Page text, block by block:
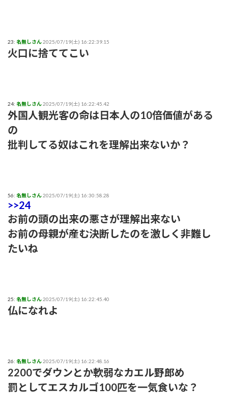
23: 名無しさん2025/07/19(土) 16:22:39.15
火口に捨ててこい
24: 名無しさん2025/07/19(土) 16:22:45.42
外国人観光客の命は日本人の10倍価値がある
の
批判してる奴はこれを理解出来ないか？
56: 名無しさん2025/07/19(土) 16:30:58.28
>>24
お前の頭の出来の悪さが理解出来ない
お前の母親が産む決断したのを激しく非難し
たいね
25: 名無しさん2025/07/19(土) 16:22:45.40
仏になれよ
26: 名無しさん2025/07/19(土) 16:22:48.16
2200でダウンとか軟弱なカエル野郎め
罰としてエスカルゴ100匹を一気食いな？